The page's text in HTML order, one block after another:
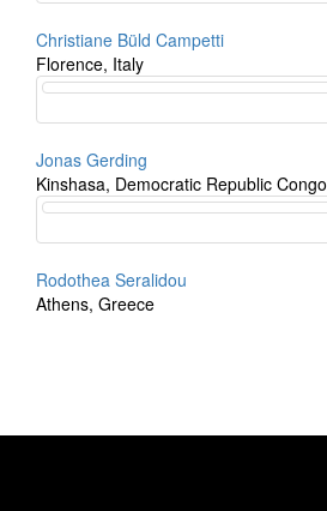
Christiane Büld Campetti
Florence, Italy
Jonas Gerding
Kinshasa, Democratic Republic Congo
Rodothea Seralidou
Athens, Greece